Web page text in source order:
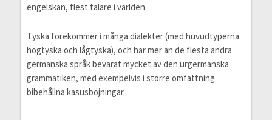
engelskan, flest talare i världen.
Tyska förekommer i många dialekter (med huvudtyperna
högtyska och lågtyska), och har mer än de flesta andra
germanska språk bevarat mycket av den urgermanska
grammatiken, med exempelvis i större omfattning
bibehållna kasusböjningar.